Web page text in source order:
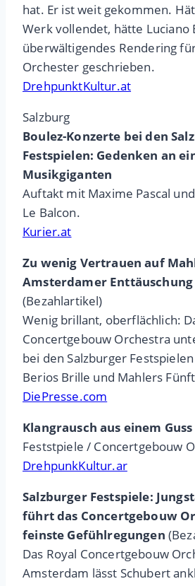
hat. Er ist weit gekommen.
Werk vollendet, hätte Luciano
überwältigendes Rendering
Orchester geschrieben.
DrehpunktKultur.at
Salzburg
Boulez-Konzerte bei den
Festspielen: Gedenken an
Musikgiganten
Auftakt mit Maxime Pascal
Le Balcon.
Kurier.at
Zu wenig Vertrauen auf
Amsterdamer Enttäuschung
(Bezahlartikel)
Wenig brillant, oberflächlich:
Concertgebouw Orchestra
bei den Salzburger
Berios Brille und Mahlers
DiePresse.com
Klangrausch aus einem Guss
Feststpiele / Concertgebouw
DrehpunkKultur.ar
Salzburger Festspiele:
führt das Concertgebouw
feinste Gefühlregungen
Das Royal Concertgebouw
Amsterdam lässt Schubert